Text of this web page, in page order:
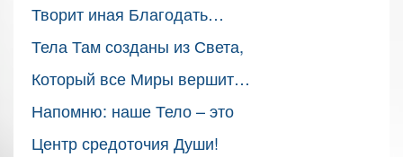
Творит иная Благодать…
Тела Там созданы из Света,
Который все Миры вершит…
Напомню: наше Тело – это
Центр средоточия Души!